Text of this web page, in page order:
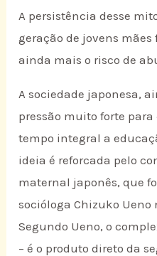
A persistência desse
geração de jovens
ainda mais o risco de
A sociedade japonesa,
pressão muito forte
tempo integral a
ideia é reforcada pelo
maternal japonês, que
socióloga Chizuko
Segundo Ueno, o
– é o produto direto da